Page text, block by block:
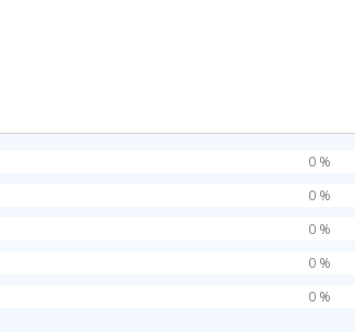
0 %
0 %
0 %
0 %
0 %